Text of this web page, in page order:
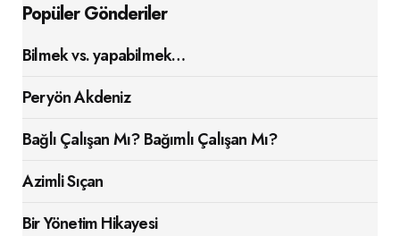
Popüler Gönderiler
Bilmek vs. yapabilmek…
Peryön Akdeniz
Bağlı Çalışan Mı? Bağımlı Çalışan Mı?
Azimli Sıçan
Bir Yönetim Hikayesi